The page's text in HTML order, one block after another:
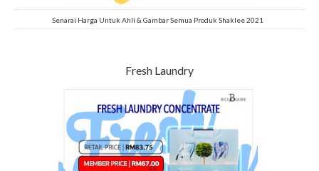
Senarai Harga Untuk Ahli & Gambar Semua Produk Shaklee 2021
Fresh Laundry